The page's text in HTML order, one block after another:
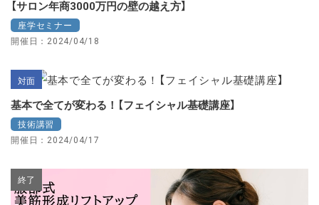
【サロン年商3000万円の壁の越え方】
座学セミナー
開催日：2024/04/18
対面
基本で全てが変わる！【フェイシャル基礎講座】
技術講習
開催日：2024/04/17
終了